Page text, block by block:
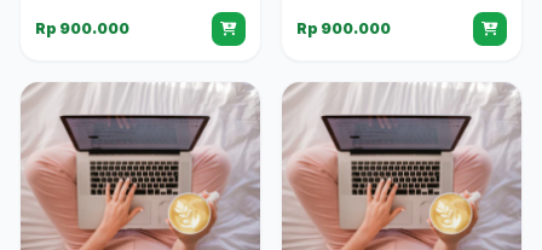
Rp 900.000 Rp 900.000